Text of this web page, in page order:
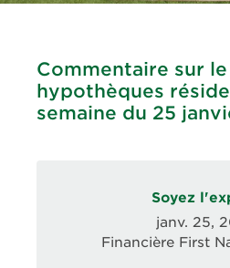
Commentaire sur
hypothèques
semaine du 25
Soyez
janv. 25,
Financière First